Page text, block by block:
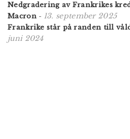
Nedgradering av Frankrikes
Macron- 13. september 2025
Frankrike står på randen till
juni 2024